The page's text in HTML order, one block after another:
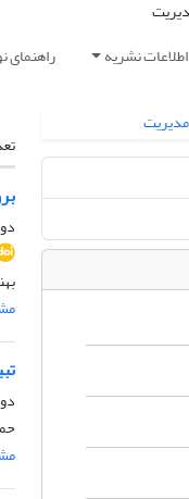
اطلاعات نشریه راهنمای
دوره 16،
دوره 12،